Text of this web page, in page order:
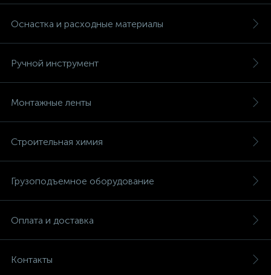
Оснастка и расходные материалы
Ручной инструмент
Монтажные ленты
Строительная химия
Грузоподъемное оборудование
Оплата и доставка
Контакты